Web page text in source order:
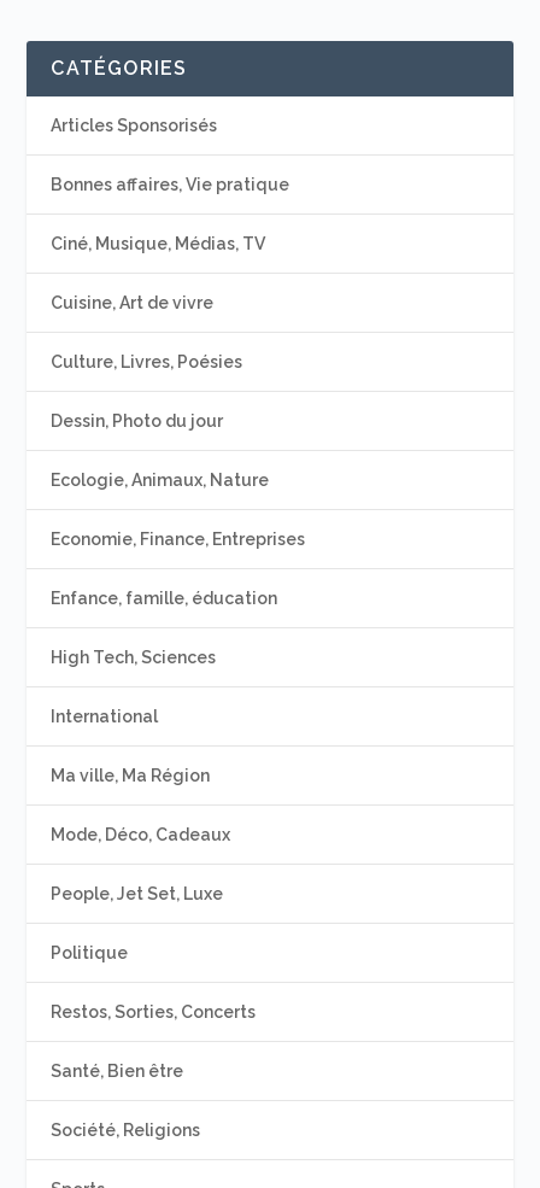
CATÉGORIES
Articles Sponsorisés
Bonnes affaires, Vie pratique
Ciné, Musique, Médias, TV
Cuisine, Art de vivre
Culture, Livres, Poésies
Dessin, Photo du jour
Ecologie, Animaux, Nature
Economie, Finance, Entreprises
Enfance, famille, éducation
High Tech, Sciences
International
Ma ville, Ma Région
Mode, Déco, Cadeaux
People, Jet Set, Luxe
Politique
Restos, Sorties, Concerts
Santé, Bien être
Société, Religions